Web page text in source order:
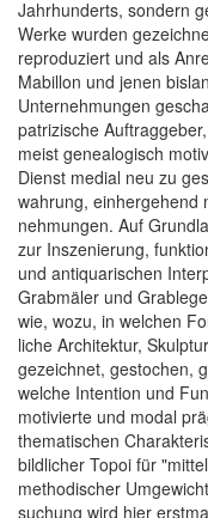
Jahrhunderts, sondern
Werke wurden
reproduziert und als
Mabillon und jenen
Unter­nehmungen
patrizische
meist genealogisch
Dienst medial neu zu
wahrung, ein­hergehend
nehmungen. Auf
zur Inszenierung,
und anti­quarischen
Grabmäler und
wie, wozu, in welchen
liche Architektur,
gezeichnet, gestochen,
welche Intention und
motivierte und modal
thematischen
bildlicher Topoi für
methodischer
suchung wird hier